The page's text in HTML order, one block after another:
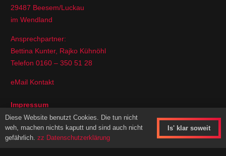
29487 Beesem/Luckau
im Wendland
Ansprechpartner:
Bettina Kunter, Rajko Kühnöhl
Telefon 0160 – 350 51 28
eMail Kontakt
Impressum
Anbieterkennzeichnung
Datenschutz
Diese Website benutzt Cookies. Die tun nicht
weh, machen nichts kaputt und sind auch nicht
gefährlich. zz Datenschutzerklärung
Is' klar soweit